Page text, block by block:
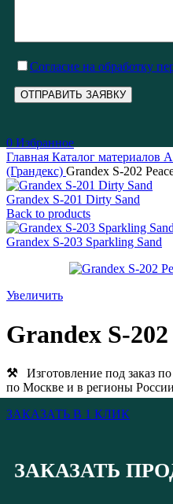
Cогласие на обработку
0 Избранное
Главная Каталог материалов
(Грандекс) Grandex S-202
Grandex S-201 Dirty Sand
Back to products
Grandex S-203 Sparkling Sand
Увеличить
Grandex S-
⚒Изготовление под заказ
по Москве и в регионы России
ЗАКАЗАТЬ В 1 КЛИК
ЗАКАЗАТЬ